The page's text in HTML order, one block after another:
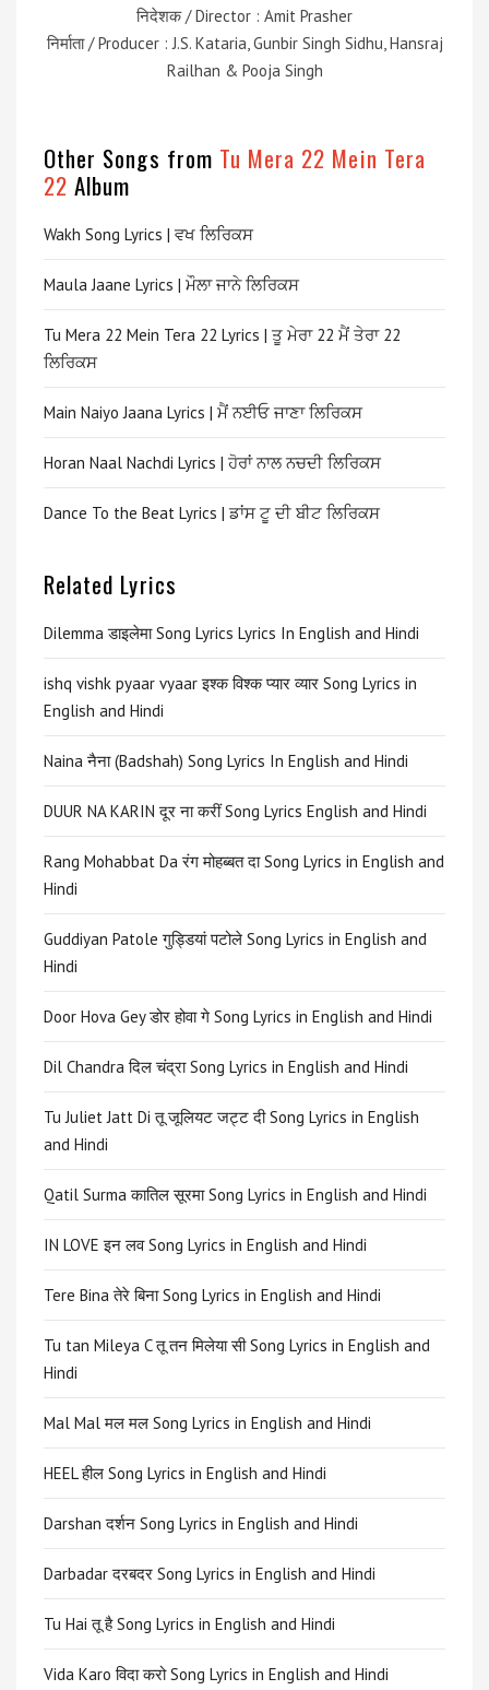
निदेशक / Director : Amit Prasher
निर्माता / Producer : J.S. Kataria, Gunbir Singh Sidhu, Hansraj
Railhan & Pooja Singh
Other Songs from Tu Mera 22 Mein Tera
22 Album
Wakh Song Lyrics | ਵਖ ਲਿਰਿਕਸ
Maula Jaane Lyrics | ਮੌਲਾ ਜਾਨੇ ਲਿਰਿਕਸ
Tu Mera 22 Mein Tera 22 Lyrics | ਤੂ ਮੇਰਾ 22 ਮੈਂ ਤੇਰਾ 22
ਲਿਰਿਕਸ
Main Naiyo Jaana Lyrics | ਮੈਂ ਨਈਓ ਜਾਣਾ ਲਿਰਿਕਸ
Horan Naal Nachdi Lyrics | ਹੋਰਾਂ ਨਾਲ ਨਚਦੀ ਲਿਰਿਕਸ
Dance To the Beat Lyrics | ਡਾਂਸ ਟੂ ਦੀ ਬੀਟ ਲਿਰਿਕਸ
Related Lyrics
Dilemma डाइलेमा Song Lyrics Lyrics In English and Hindi
ishq vishk pyaar vyaar इश्क विश्क प्यार व्यार Song Lyrics in
English and Hindi
Naina नैना (Badshah) Song Lyrics In English and Hindi
DUUR NA KARIN दूर ना करीं Song Lyrics English and Hindi
Rang Mohabbat Da रंग मोहब्बत दा Song Lyrics in English and
Hindi
Guddiyan Patole गुड्डियां पटोले Song Lyrics in English and
Hindi
Door Hova Gey डोर होवा गे Song Lyrics in English and Hindi
Dil Chandra दिल चंद्रा Song Lyrics in English and Hindi
Tu Juliet Jatt Di तू जूलियट जट्ट दी Song Lyrics in English
and Hindi
Qatil Surma कातिल सूरमा Song Lyrics in English and Hindi
IN LOVE इन लव Song Lyrics in English and Hindi
Tere Bina तेरे बिना Song Lyrics in English and Hindi
Tu tan Mileya C तू तन मिलेया सी Song Lyrics in English and
Hindi
Mal Mal मल मल Song Lyrics in English and Hindi
HEEL हील Song Lyrics in English and Hindi
Darshan दर्शन Song Lyrics in English and Hindi
Darbadar दरबदर Song Lyrics in English and Hindi
Tu Hai तू है Song Lyrics in English and Hindi
Vida Karo विदा करो Song Lyrics in English and Hindi